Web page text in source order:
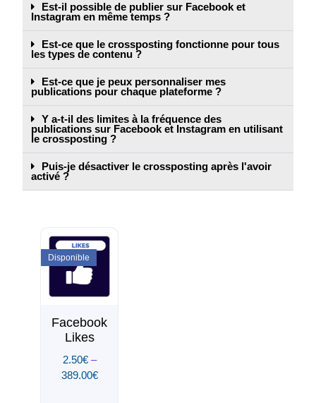
Est-il possible de publier sur Facebook et
Instagram en même temps ?
Est-ce que le crossposting fonctionne pour tous
les types de contenu ?
Est-ce que je peux personnaliser mes
publications pour chaque plateforme ?
Y a-t-il des limites à la fréquence des
publications sur Facebook et Instagram en utilisant
le crossposting ?
Puis-je désactiver le crossposting après l'avoir
activé ?
Disponible
Facebook
Likes
2.50€–
389.00€